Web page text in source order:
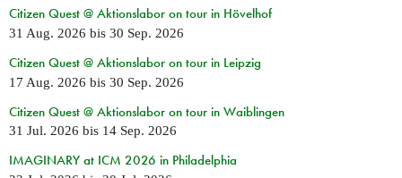
Citizen Quest @ Aktionslabor on tour in Hövelhof
31 Aug. 2026 bis 30 Sep. 2026
Citizen Quest @ Aktionslabor on tour in Leipzig
17 Aug. 2026 bis 30 Sep. 2026
Citizen Quest @ Aktionslabor on tour in Waiblingen
31 Jul. 2026 bis 14 Sep. 2026
IMAGINARY at ICM 2026 in Philadelphia